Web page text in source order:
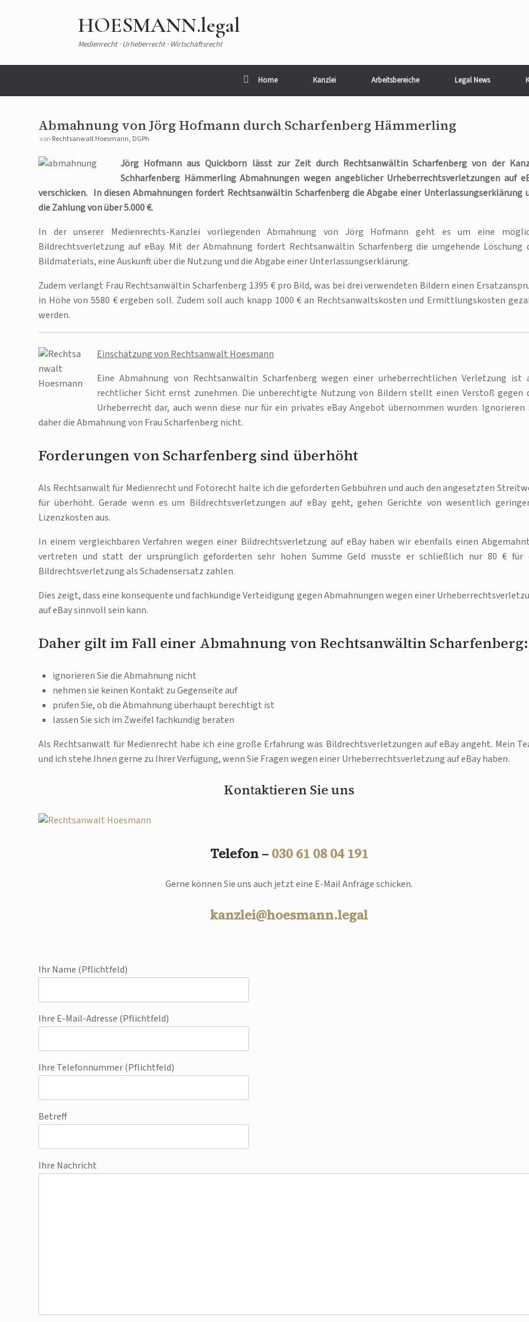
HOESMANN.legal
Medienrecht · Urheberrecht · Wirtschaftsrecht
Home Kanzlei Arbeitsbereiche Legal News
Abmahnung von Jörg Hofmann durch Scharfenberg Hämmerling
von Rechtsanwalt Hoesmann, DGPh
Jörg Hofmann aus Quickborn lässt zur Zeit durch Rechtsanwältin Scharfenberg von der
Schharfenberg Hämmerling Abmahnungen wegen angeblicher Urheberrechtsverletzungen auf
verschicken. In diesen Abmahnungen fordert Rechtsanwältin Scharfenberg die Abgabe einer Unterlassungserklärung
die Zahlung von über 5.000 €.
In der unserer Medienrechts-Kanzlei vorliegenden Abmahnung von Jörg Hofmann geht es um eine
Bildrechtsverletzung auf eBay. Mit der Abmahnung fordert Rechtsanwältin Scharfenberg die umgehende Löschung
Bildmaterials, eine Auskunft über die Nutzung und die Abgabe einer Unterlassungserklärung.
Zudem verlangt Frau Rechtsanwältin Scharfenberg 1395 € pro Bild, was bei drei verwendeten Bildern einen
in Höhe von 5580 € ergeben soll. Zudem soll auch knapp 1000 € an Rechtsanwaltskosten und Ermittlungskosten
werden.
Einschätzung von Rechtsanwalt Hoesmann
Eine Abmahnung von Rechtsanwältin Scharfenberg wegen einer urheberrechtlichen Verletzung ist
rechtlicher Sicht ernst zunehmen. Die unberechtigte Nutzung von Bildern stellt einen Verstoß gegen
Urheberrecht dar, auch wenn diese nur für ein privates eBay Angebot übernommen wurden. Ignorieren
daher die Abmahnung von Frau Scharfenberg nicht.
Forderungen von Scharfenberg sind überhöht
Als Rechtsanwalt für Medienrecht und Fotorecht halte ich die geforderten Gebbühren und auch den angesetzten
für überhöht. Gerade wenn es um Bildrechtsverletzungen auf eBay geht, gehen Gerichte von wesentlich
Lizenzkosten aus.
In einem vergleichbaren Verfahren wegen einer Bildrechtsverletzung auf eBay haben wir ebenfalls einen
vertreten und statt der ursprünglich geforderten sehr hohen Summe Geld musste er schließlich nur 80 € für
Bildrechtsverletzung als Schadensersatz zahlen.
Dies zeigt, dass eine konsequente und fachkundige Verteidigung gegen Abmahnungen wegen einer
auf eBay sinnvoll sein kann.
Daher gilt im Fall einer Abmahnung von Rechtsanwältin Scharfenberg:
ignorieren Sie die Abmahnung nicht
nehmen sie keinen Kontakt zu Gegenseite auf
prüfen Sie, ob die Abmahnung überhaupt berechtigt ist
lassen Sie sich im Zweifel fachkundig beraten
Als Rechtsanwalt für Medienrecht habe ich eine große Erfahrung was Bildrechtsverletzungen auf eBay angeht. Mein
und ich stehe Ihnen gerne zu Ihrer Verfügung, wenn Sie Fragen wegen einer Urheberrechtsverletzung auf eBay haben.
Kontaktieren Sie uns
Telefon – 030 61 08 04 191
Gerne können Sie uns auch jetzt eine E-Mail Anfrage schicken.
kanzlei@hoesmann.legal
Ihr Name (Pflichtfeld)
Ihre E-Mail-Adresse (Pflichtfeld)
Ihre Telefonnummer (Pflichtfeld)
Betreff
Ihre Nachricht